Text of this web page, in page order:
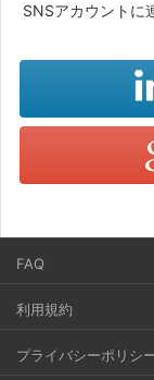
SNSアカウントに
FAQ
利用規約
プライバシーポリシ